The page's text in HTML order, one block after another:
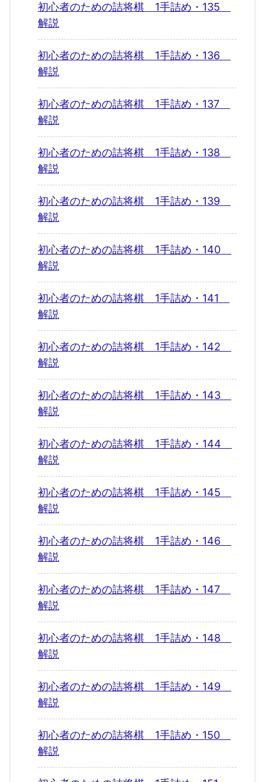
初心者のための詰将棋 1手詰め・135
解説
初心者のための詰将棋 1手詰め・136
解説
初心者のための詰将棋 1手詰め・137
解説
初心者のための詰将棋 1手詰め・138
解説
初心者のための詰将棋 1手詰め・139
解説
初心者のための詰将棋 1手詰め・140
解説
初心者のための詰将棋 1手詰め・141
解説
初心者のための詰将棋 1手詰め・142
解説
初心者のための詰将棋 1手詰め・143
解説
初心者のための詰将棋 1手詰め・144
解説
初心者のための詰将棋 1手詰め・145
解説
初心者のための詰将棋 1手詰め・146
解説
初心者のための詰将棋 1手詰め・147
解説
初心者のための詰将棋 1手詰め・148
解説
初心者のための詰将棋 1手詰め・149
解説
初心者のための詰将棋 1手詰め・150
解説